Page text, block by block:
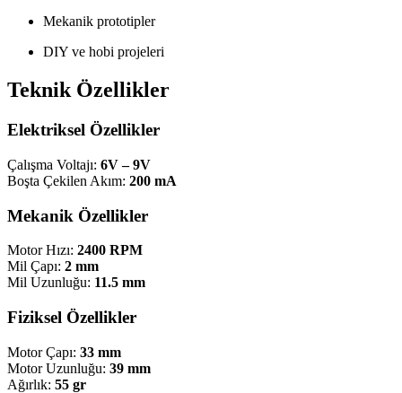
Mekanik prototipler
DIY ve hobi projeleri
Teknik Özellikler
Elektriksel Özellikler
Çalışma Voltajı: 6V – 9V
Boşta Çekilen Akım: 200 mA
Mekanik Özellikler
Motor Hızı: 2400 RPM
Mil Çapı: 2 mm
Mil Uzunluğu: 11.5 mm
Fiziksel Özellikler
Motor Çapı: 33 mm
Motor Uzunluğu: 39 mm
Ağırlık: 55 gr